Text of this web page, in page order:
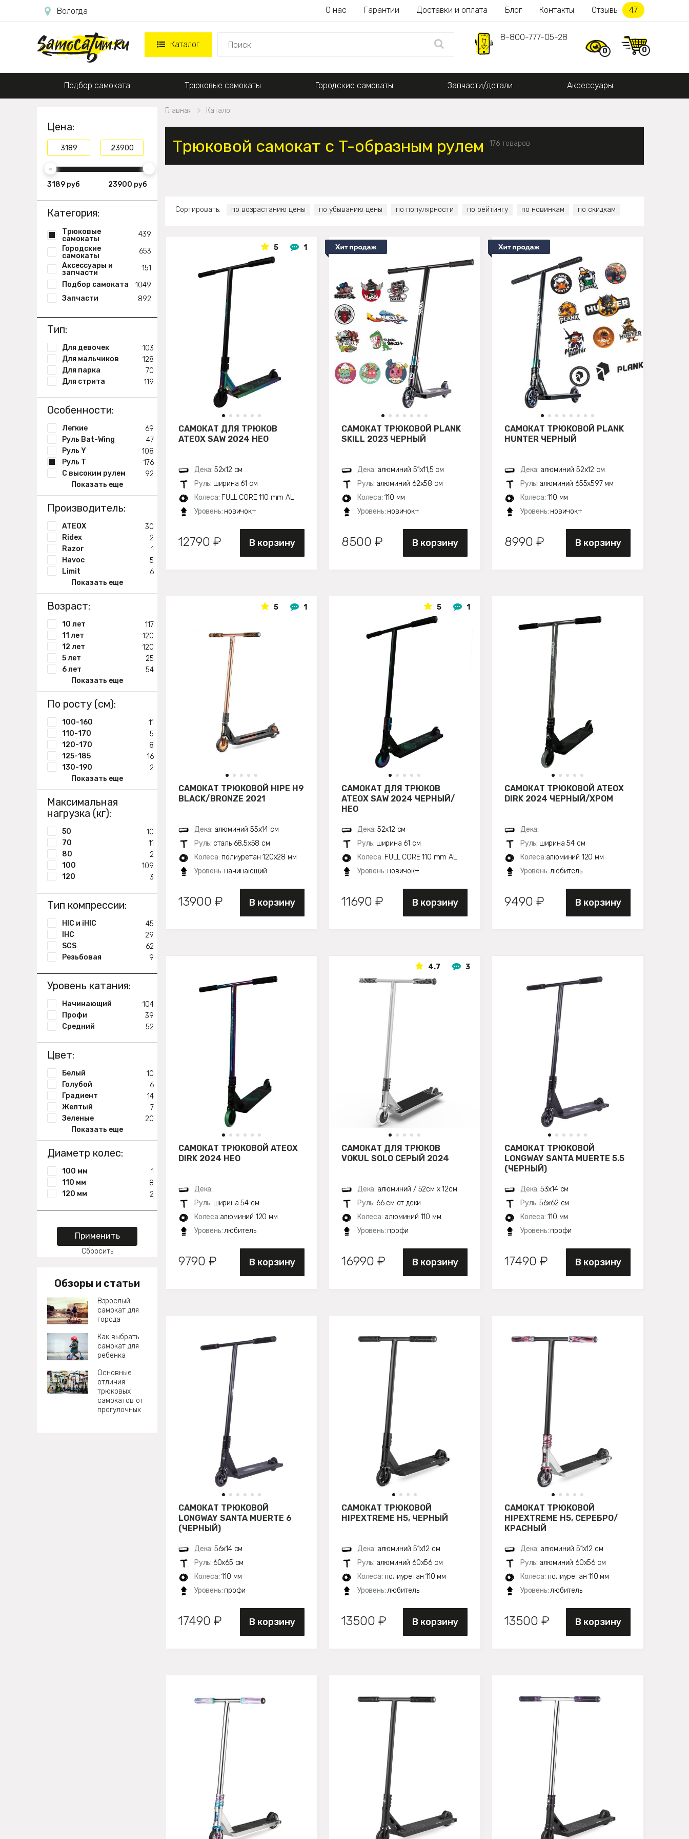
Вологда О нас Гарантии Доставки и оплата Блог Контакты Отзывы 47
Каталог
8-800-777-05-28
0 0
Подбор самоката Трюковые самокаты Городские самокаты Запчасти/детали Аксессуары
Цена:
3189 руб 23900 руб
Категория:
Трюковые
самокаты
439
Городские
самокаты
653
Аксессуары и
запчасти
151
Подбор самоката
1049
Запчасти
892
Тип:
Для девочек
103
Для мальчиков
128
Для парка
70
Для стрита
119
Особенности:
Легкие
69
Руль Bat-Wing
47
Руль Y
108
Руль Т
176
С высоким рулем
92
Показать еще
Производитель:
ATEOX
30
Ridex
2
Razor
1
Havoc
5
Limit
6
Показать еще
Возраст:
10 лет
117
11 лет
120
12 лет
120
5 лет
25
6 лет
54
Показать еще
По росту (см):
100-160
11
110-170
5
120-170
8
125-185
16
130-190
2
Показать еще
Максимальная
нагрузка (кг):
50
10
70
11
80
2
100
109
120
3
Тип компрессии:
HIC и iHIC
45
IHC
29
SCS
62
Резьбовая
9
Уровень катания:
Начинающий
104
Профи
39
Средний
52
Цвет:
Белый
10
Голубой
6
Градиент
14
Желтый
7
Зеленые
20
Показать еще
Диаметр колес:
100 мм
1
110 мм
8
120 мм
2
Применить
Сбросить
Обзоры и статьи
Взрослый
самокат для
города
Как выбрать
самокат для
ребенка
Основные
отличия
трюковых
самокатов от
прогулочных
Главная Каталог
Трюковой самокат с T-образным рулем 176 товаров
Сортировать: по возрастанию цены по убыванию цены по популярности по рейтингу по новинкам по скидкам
5 1
САМОКАТ ДЛЯ ТРЮКОВ
ATEOX SAW 2024 НЕО
Дека: 52х12 см
Руль: ширина 61 см
Колеса: FULL CORE 110 mm AL
Уровень: новичок+
12790 ₽ В корзину
САМОКАТ ТРЮКОВОЙ PLANK
SKILL 2023 ЧЕРНЫЙ
Дека: алюминий 51х11,5 см
Руль: алюминий 62х58 см
Колеса: 110 мм
Уровень: новичок+
8500 ₽ В корзину
САМОКАТ ТРЮКОВОЙ PLANK
HUNTER ЧЕРНЫЙ
Дека: алюминий 52х12 см
Руль: алюминий 655х597 мм
Колеса: 110 мм
Уровень: новичок+
8990 ₽ В корзину
5 1
САМОКАТ ТРЮКОВОЙ HIPE H9
BLACK/BRONZE 2021
Дека: алюминий 55х14 см
Руль: сталь 68,5х58 см
Колеса: полиуретан 120x28 мм
Уровень: начинающий
13900 ₽ В корзину
5 1
САМОКАТ ДЛЯ ТРЮКОВ
ATEOX SAW 2024 ЧЕРНЫЙ/
НЕО
Дека: 52х12 см
Руль: ширина 61 см
Колеса: FULL CORE 110 mm AL
Уровень: новичок+
11690 ₽ В корзину
САМОКАТ ТРЮКОВОЙ ATEOX
DIRK 2024 ЧЕРНЫЙ/ХРОМ
Дека:
Руль: ширина 54 см
Колеса:алюминий 120 мм
Уровень:любитель
9490 ₽ В корзину
САМОКАТ ТРЮКОВОЙ ATEOX
DIRK 2024 НЕО
Дека:
Руль: ширина 54 см
Колеса:алюминий 120 мм
Уровень:любитель
9790 ₽ В корзину
4.7 3
САМОКАТ ДЛЯ ТРЮКОВ
VOKUL SOLO СЕРЫЙ 2024
Дека: алюминий / 52см х 12см
Руль: 66 см от деки
Колеса: алюминий 110 мм
Уровень: профи
16990 ₽ В корзину
САМОКАТ ТРЮКОВОЙ
LONGWAY SANTA MUERTE 5.5
(ЧЕРНЫЙ)
Дека: 53х14 см
Руль: 56х62 см
Колеса: 110 мм
Уровень: профи
17490 ₽ В корзину
САМОКАТ ТРЮКОВОЙ
LONGWAY SANTA MUERTE 6
(ЧЕРНЫЙ)
Дека: 56х14 см
Руль: 60х65 см
Колеса: 110 мм
Уровень: профи
17490 ₽ В корзину
САМОКАТ ТРЮКОВОЙ
HIPEXTREME H5, ЧЕРНЫЙ
Дека: алюминий 51х12 см
Руль: алюминий 60x56 см
Колеса: полиуретан 110 мм
Уровень:любитель
13500 ₽ В корзину
САМОКАТ ТРЮКОВОЙ
HIPEXTREME H5, СЕРЕБРО/
КРАСНЫЙ
Дека: алюминий 51х12 см
Руль: алюминий 60x56 см
Колеса: полиуретан 110 мм
Уровень:любитель
13500 ₽ В корзину